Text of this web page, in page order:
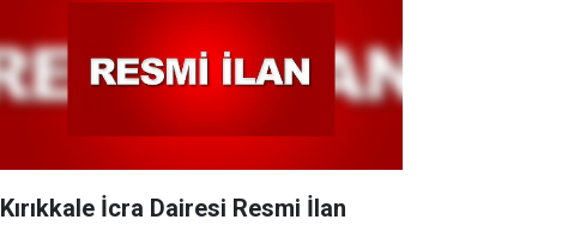
Kırıkkale İcra Dairesi Resmi İlan